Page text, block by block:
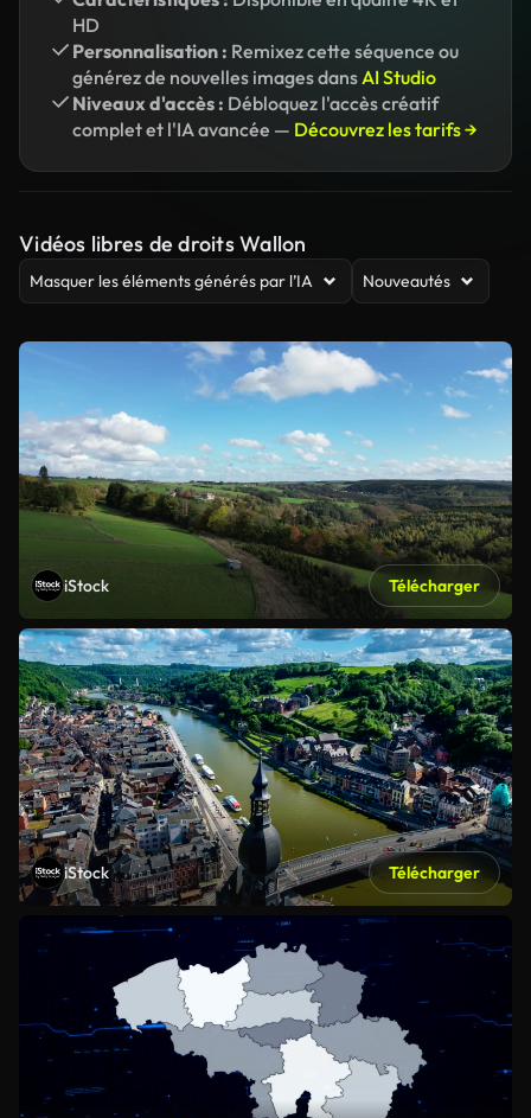
HD
Personnalisation : Remixez cette séquence ou
générez de nouvelles images dansAI Studio
Niveaux d'accès : Débloquez l'accès créatif
complet et l'IA avancée — Découvrez les tarifs →
Vidéos libres de droits Wallon
Masquer les éléments générés par l’IA Nouveautés
iStock Télécharger
iStock Télécharger